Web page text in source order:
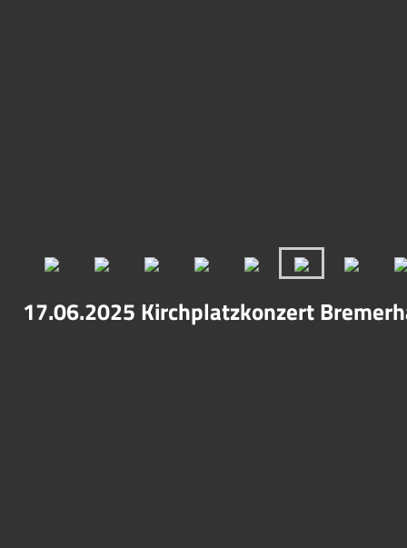
17.06.2025 Kirchplatzkonzert